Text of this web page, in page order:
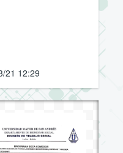
21 12:29